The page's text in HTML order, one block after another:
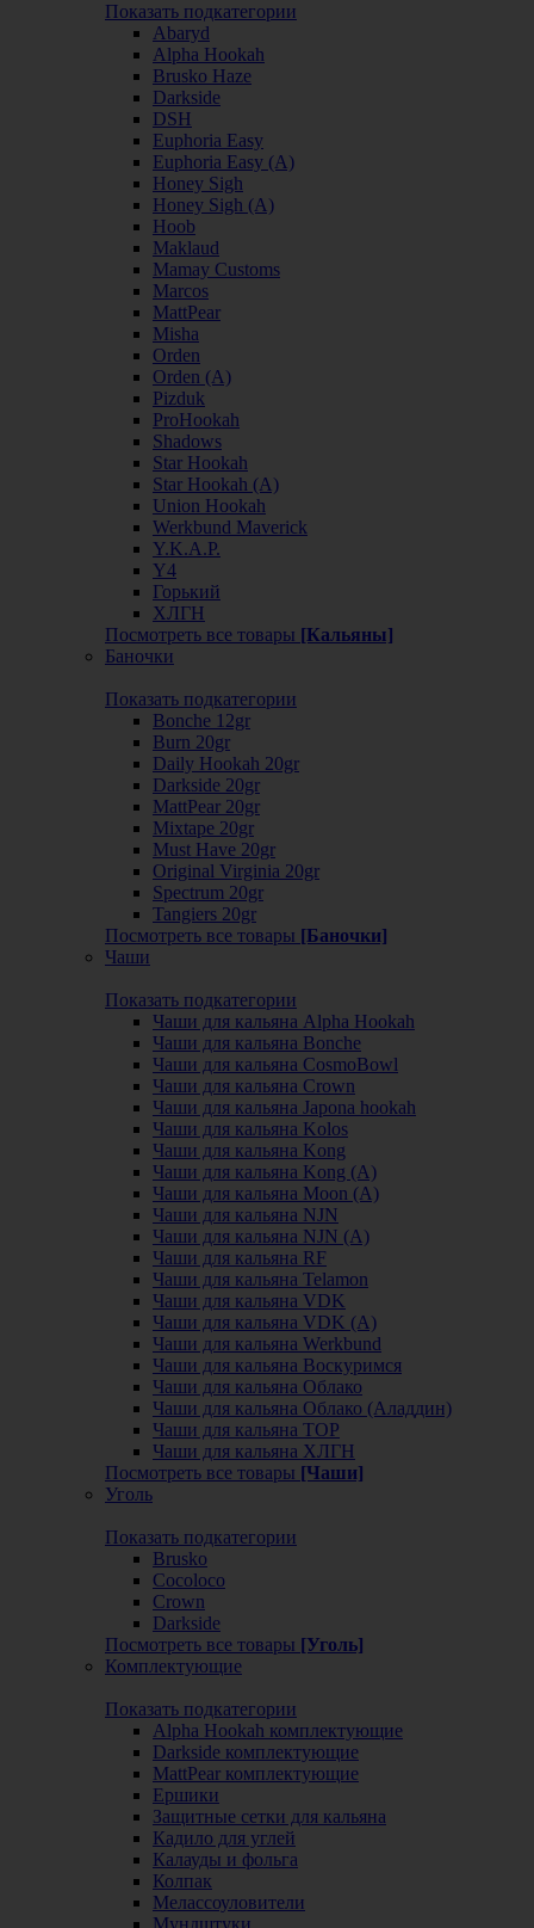
Показать подкатегории
Abaryd
Alpha Hookah
Brusko Haze
Darkside
DSH
Euphoria Easy
Euphoria Easy (А)
Honey Sigh
Honey Sigh (А)
Hoob
Maklaud
Mamay Customs
Marcos
MattPear
Misha
Orden
Orden (А)
Pizduk
ProHookah
Shadows
Star Hookah
Star Hookah (А)
Union Hookah
Werkbund Maverick
Y.K.A.P.
Y4
Горький
ХЛГН
Посмотреть все товары [Кальяны]
Баночки
Показать подкатегории
Bonche 12gr
Burn 20gr
Daily Hookah 20gr
Darkside 20gr
MattPear 20gr
Mixtape 20gr
Must Have 20gr
Original Virginia 20gr
Spectrum 20gr
Tangiers 20gr
Посмотреть все товары [Баночки]
Чаши
Показать подкатегории
Чаши для кальяна Alpha Hookah
Чаши для кальяна Bonche
Чаши для кальяна CosmoBowl
Чаши для кальяна Crown
Чаши для кальяна Japona hookah
Чаши для кальяна Kolos
Чаши для кальяна Kong
Чаши для кальяна Kong (A)
Чаши для кальяна Moon (А)
Чаши для кальяна NJN
Чаши для кальяна NJN (А)
Чаши для кальяна RF
Чаши для кальяна Telamon
Чаши для кальяна VDK
Чаши для кальяна VDK (А)
Чаши для кальяна Werkbund
Чаши для кальяна Воскуримся
Чаши для кальяна Облако
Чаши для кальяна Облако (Аладдин)
Чаши для кальяна ТОР
Чаши для кальяна ХЛГН
Посмотреть все товары [Чаши]
Уголь
Показать подкатегории
Brusko
Cocoloco
Crown
Darkside
Посмотреть все товары [Уголь]
Комплектующие
Показать подкатегории
Alpha Hookah комплектующие
Darkside комплектующие
MattPear комплектующие
Ершики
Защитные сетки для кальяна
Кадило для углей
Калауды и фольга
Колпак
Мелассоуловители
Мундштуки